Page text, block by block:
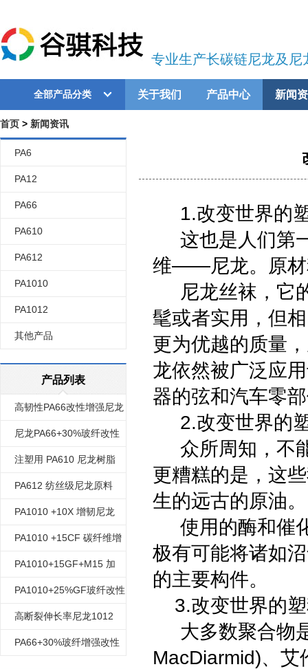
专业生产长碳链尼龙及尼
全部产品分类 关于我们 产品中心 新闻
首页 > 新闻资讯
PA6
PA12
PA66
PA610
PA612
PA1010
PA1012
其他产品
产品列表
高韧性PA66改性增强尼龙
尼龙PA66+30%玻纤改性
注塑用 PA610 尼龙树脂
PA612 纺丝级尼龙原料
PA1010 +10X 增韧尼龙
1010 改性
PA1010 +15CF 碳纤维增
强尼龙1010 改性
PA1010+15GF+M15 加
15%矿物质 加15%玻纤 增
强 尼龙1010 矿物质改性
PA1010+25%GF玻纤改性
尼龙
高断裂伸长率尼龙1012
PA66+30%玻纤增强改性
1.改变世界的
这也是人们第
维——尼龙。原材
尼龙丝袜，它
髦或者实用，但
更为优越的质量
龙依然被广泛应
器的弦和汽车零
2.改变世界的
众所周知，不
更糟糕的是，这
生的远古的原油。
使用的酶和催
极有可能将诸如
的主要构件。
3.改变世界的
大多数聚合物
MacDiarmid)、艾